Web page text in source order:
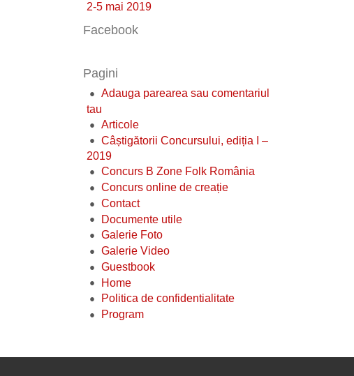
2-5 mai 2019
Facebook
Pagini
Adauga parearea sau comentariul
tau
Articole
Câștigătorii Concursului, ediția I –
2019
Concurs B Zone Folk România
Concurs online de creație
Contact
Documente utile
Galerie Foto
Galerie Video
Guestbook
Home
Politica de confidentialitate
Program